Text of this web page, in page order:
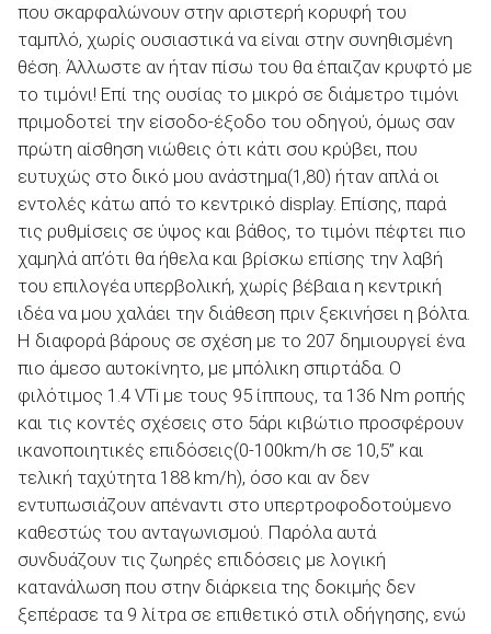
που σκαρφαλώνουν στην αριστερή κορυφή του
ταμπλό, χωρίς ουσιαστικά να είναι στην συνηθισμένη
θέση. Άλλωστε αν ήταν πίσω του θα έπαιζαν κρυφτό με
το τιμόνι! Επί της ουσίας το μικρό σε διάμετρο τιμόνι
πριμοδοτεί την είσοδο-έξοδο του οδηγού, όμως σαν
πρώτη αίσθηση νιώθεις ότι κάτι σου κρύβει, που
ευτυχώς στο δικό μου ανάστημα(1,80) ήταν απλά οι
εντολές κάτω από το κεντρικό display. Επίσης, παρά
τις ρυθμίσεις σε ύψος και βάθος, το τιμόνι πέφτει πιο
χαμηλά απ’ότι θα ήθελα και βρίσκω επίσης την λαβή
του επιλογέα υπερβολική, χωρίς βέβαια η κεντρική
ιδέα να μου χαλάει την διάθεση πριν ξεκινήσει η βόλτα.
Η διαφορά βάρους σε σχέση με το 207 δημιουργεί ένα
πιο άμεσο αυτοκίνητο, με μπόλικη σπιρτάδα. Ο
φιλότιμος 1.4 VTi με τους 95 ίππους, τα 136 Nm ροπής
και τις κοντές σχέσεις στο 5άρι κιβώτιο προσφέρουν
ικανοποιητικές επιδόσεις(0-100km/h σε 10,5’’ και
τελική ταχύτητα 188 km/h), όσο και αν δεν
εντυπωσιάζουν απέναντι στο υπερτροφοδοτούμενο
καθεστώς του ανταγωνισμού. Παρόλα αυτά
συνδυάζουν τις ζωηρές επιδόσεις με λογική
κατανάλωση που στην διάρκεια της δοκιμής δεν
ξεπέρασε τα 9 λίτρα σε επιθετικό στιλ οδήγησης, ενώ